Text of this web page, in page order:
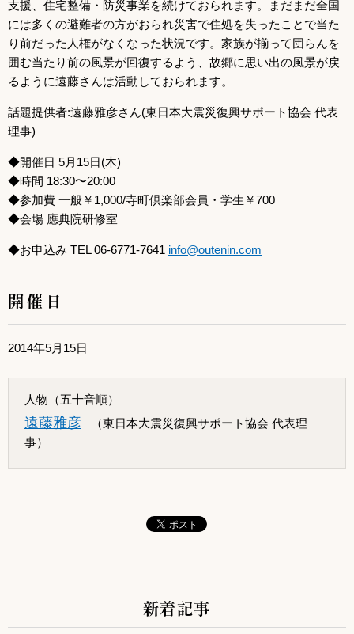
支援、住宅整備・防災事業を続けておられます。まだまだ全国
には多くの避難者の方がおられ災害で住処を失ったことで当た
り前だった人権がなくなった状況です。家族が揃って団らんを
囲む当たり前の風景が回復するよう、故郷に思い出の風景が戻
るように遠藤さんは活動しておられます。
話題提供者:遠藤雅彦さん(東日本大震災復興サポート協会 代表
理事)
◆開催日 5月15日(木)
◆時間 18:30〜20:00
◆参加費 一般￥1,000/寺町倶楽部会員・学生￥700
◆会場 應典院研修室
◆お申込み TEL 06-6771-7641 info@outenin.com
開催日
2014年5月15日
人物（五十音順）
遠藤雅彦
（東日本大震災復興サポート協会 代表理
事）
サブコンテンツ
新着記事